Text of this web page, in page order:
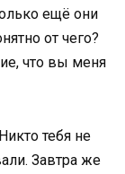
ещё они
от чего?
что вы меня
тебя не
Завтра же